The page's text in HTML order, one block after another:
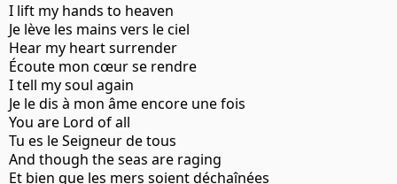
I lift my hands to heaven
Je lève les mains vers le ciel
Hear my heart surrender
Écoute mon cœur se rendre
I tell my soul again
Je le dis à mon âme encore une fois
You are Lord of all
Tu es le Seigneur de tous
And though the seas are raging
Et bien que les mers soient déchaînées